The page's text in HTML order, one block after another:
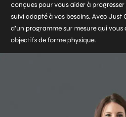
conçues pour vous aider à
suivi adapté à vos besoins. Avec Just
d’un programme sur mesure qui
objectifs de forme physique.